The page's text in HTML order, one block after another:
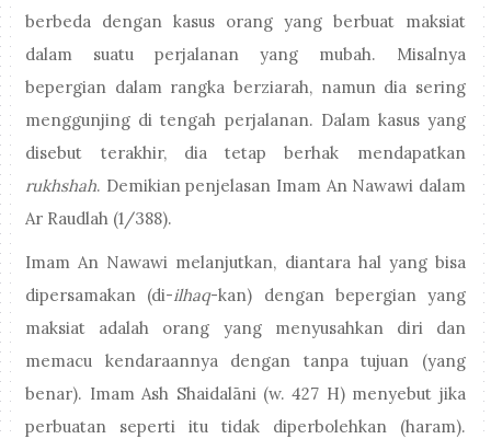
berbeda dengan kasus orang yang berbuat maksiat
dalam suatu perjalanan yang mubah. Misalnya
bepergian dalam rangka berziarah, namun dia sering
menggunjing di tengah perjalanan. Dalam kasus yang
disebut terakhir, dia tetap berhak mendapatkan
rukhshah. Demikian penjelasan Imam An Nawawi dalam
Ar Raudlah (1/388).
Imam An Nawawi melanjutkan, diantara hal yang bisa
dipersamakan (di-ilhaq-kan) dengan bepergian yang
maksiat adalah orang yang menyusahkan diri dan
memacu kendaraannya dengan tanpa tujuan (yang
benar). Imam Ash Shaidalāni (w. 427 H) menyebut jika
perbuatan seperti itu tidak diperbolehkan (haram).